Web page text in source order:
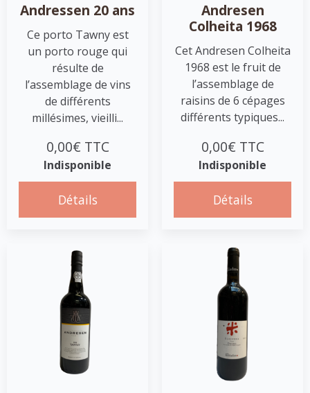
Andressen 20 ans
Ce porto Tawny est
un porto rouge qui
résulte de
l’assemblage de vins
de différents
millésimes, vieilli...
0,00€ TTC
Indisponible
Détails
Andresen
Colheita 1968
Cet Andresen Colheita
1968 est le fruit de
l’assemblage de
raisins de 6 cépages
différents typiques...
0,00€ TTC
Indisponible
Détails